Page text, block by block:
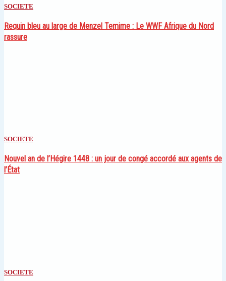
SOCIETE
Requin bleu au large de Menzel Temime : Le WWF Afrique du Nord
rassure
SOCIETE
Nouvel an de l’Hégire 1448 : un jour de congé accordé aux agents de
l’État
SOCIETE